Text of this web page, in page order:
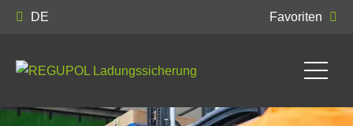
DE Favoriten